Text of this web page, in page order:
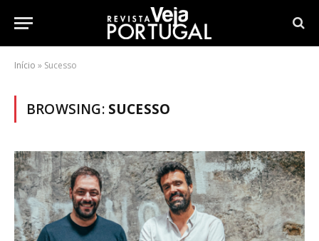
Início » Sucesso
BROWSING: SUCESSO